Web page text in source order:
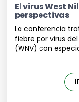
El virus West
perspectivas
La conferencia
fiebre por virus
(WNV) con